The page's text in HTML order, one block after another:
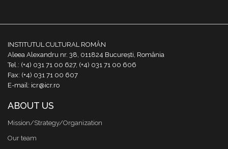
INSTITUTUL CULTURAL ROMÂN
Aleea Alexandru nr. 38, 011824 București, România
Tel.: (+4) 031 71 00 627, (+4) 031 71 00 606
Fax: (+4) 031 71 00 607
E-mail: icr@icr.ro
ABOUT US
Mission/Strategy/Organization
Our team